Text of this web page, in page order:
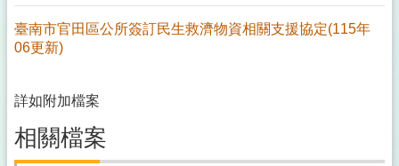
熱
治
臺南市官田區公所簽訂民生救濟物資相關支援協定(115年
06更新)
詳如附加檔案
相關檔案